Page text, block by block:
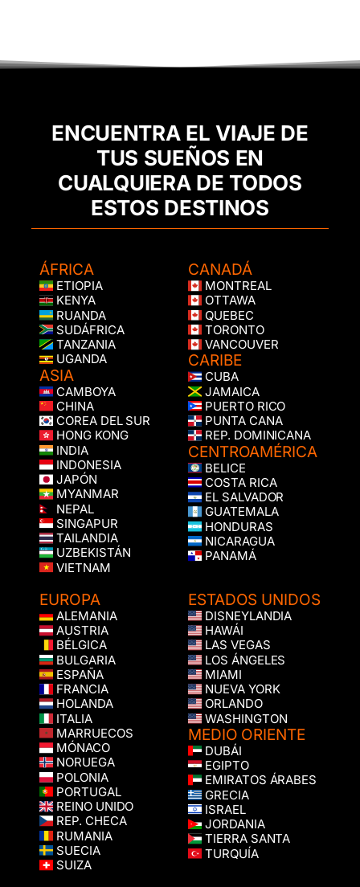
ENCUENTRA EL VIAJE DE
TUS SUEÑOS EN
CUALQUIERA DE TODOS
ESTOS DESTINOS
ÁFRICA
ETIOPIA
KENYA
RUANDA
SUDÁFRICA
TANZANIA
UGANDA
ASIA
CAMBOYA
CHINA
COREA DEL SUR
HONG KONG
INDIA
INDONESIA
JAPÓN
MYANMAR
NEPAL
SINGAPUR
TAILANDIA
UZBEKISTÁN
VIETNAM
CANADÁ
MONTREAL
OTTAWA
QUEBEC
TORONTO
VANCOUVER
CARIBE
CUBA
JAMAICA
PUERTO RICO
PUNTA CANA
REP. DOMINICANA
CENTROAMÉRICA
BELICE
COSTA RICA
EL SALVADOR
GUATEMALA
HONDURAS
NICARAGUA
PANAMÁ
EUROPA
ALEMANIA
AUSTRIA
BÉLGICA
BULGARIA
ESPAÑA
FRANCIA
HOLANDA
ITALIA
MARRUECOS
MÓNACO
NORUEGA
POLONIA
PORTUGAL
REINO UNIDO
REP. CHECA
RUMANIA
SUECIA
SUIZA
ESTADOS UNIDOS
DISNEYLANDIA
HAWÁI
LAS VEGAS
LOS ÁNGELES
MIAMI
NUEVA YORK
ORLANDO
WASHINGTON
MEDIO ORIENTE
DUBÁI
EGIPTO
EMIRATOS ÁRABES
GRECIA
ISRAEL
JORDANIA
TIERRA SANTA
TURQUÍA